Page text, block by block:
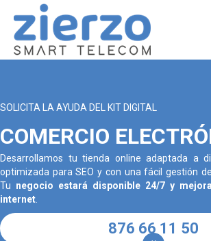
SOLICITA LA AYUDA DEL KIT DIGITAL
COMERCIO
Desarrollamos tu tienda online adaptada a
optimizada para SEO y con una fácil gestión
Tu negocio estará disponible 24/7 y
internet
876 66 11 50